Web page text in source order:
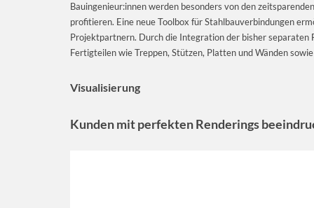
Bauingenieur:innen werden besonders von den
profitieren. Eine neue Toolbox für Stahlbauverbindungen
Projektpartnern. Durch die Integration der bisher
Fertigteilen wie Treppen, Stützen, Platten und Wänden
Visualisierung
Kunden mit perfekten Renderings